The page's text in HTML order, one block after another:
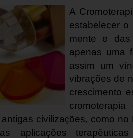
A
estabelecer o
mente e
apenas uma
assim um
vibrações de
crescimento
civilizações, como
aplicações